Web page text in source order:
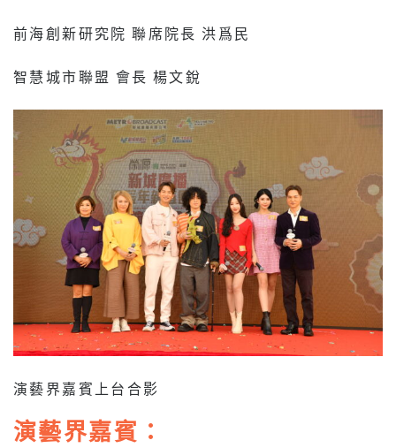
前海創新研究院 聯席院長 洪爲民
智慧城市聯盟 會長 楊文銳
演藝界嘉賓上台合影
演藝界嘉賓：